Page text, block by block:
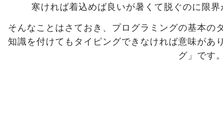
寒ければ着込めば良いが暑くて脱ぐのに限
そんなことはさておき、プログラミングの基本の
知識を付けてもタイピングできなければ意味があ
グ」です